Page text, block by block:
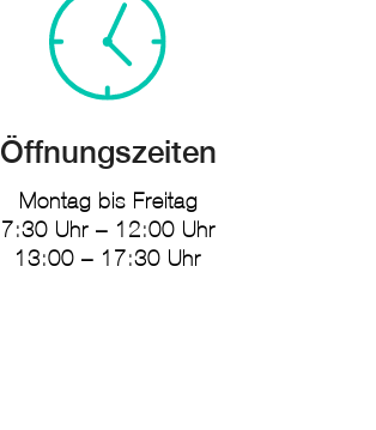
Öffnungszeiten
Montag bis Freitag
7:30 Uhr – 12:00 Uhr
13:00 – 17:30 Uhr